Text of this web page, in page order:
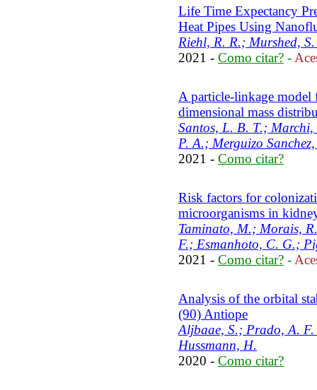
Life Time Expectancy
Heat Pipes Using
Riehl, R. R.; Murshed,
2021 - Como citar? -
A particle-linkage model
dimensional mass
Santos, L. B. T.;
P. A.; Merguizo
2021 - Como citar?
Risk factors for
microorganisms in
Taminato, M.; Morais,
F.; Esmanhoto, C. G.;
2021 - Como citar? -
Analysis of the orbital
(90) Antiope
Aljbaae, S.; Prado, A.
Hussmann, H.
2020 - Como citar?